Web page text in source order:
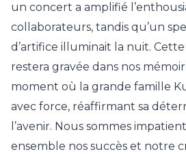
un concert a amplifié
collaborateurs, tandis qu’un
d’artifice illuminait la nuit.
restera gravée dans nos
moment où la grande famille
avec force, réaffirmant sa
l’avenir. Nous sommes
ensemble nos succès et notre